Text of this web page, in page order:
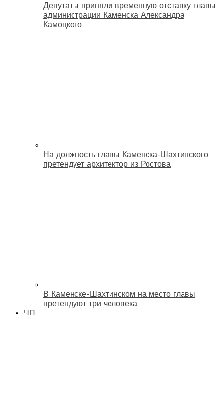
Депутаты приняли временную отставку главы
администрации Каменска Александра
Камоцкого
На должность главы Каменска-Шахтинского
претендует архитектор из Ростова
В Каменске-Шахтинском на место главы
претендуют три человека
ЧП